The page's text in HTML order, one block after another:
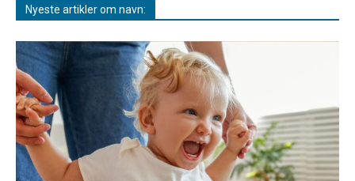
Nyeste artikler om navn: